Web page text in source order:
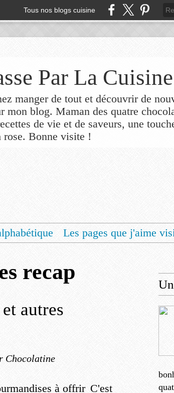
Tous nos blogs cuisine
Par La Cuisine
manger de tout et découvrir de
mon blog. Maman des quatre
de vie et de saveurs, une
Bonne visite !
Les pages que j'aime
recap
autres
Chocolatine
C'est